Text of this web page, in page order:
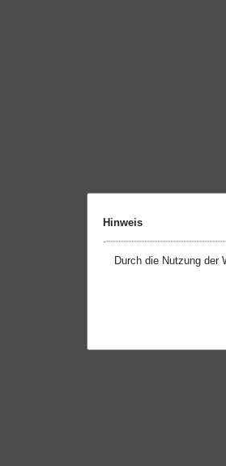
Hinweis
Durch die Nutzung der